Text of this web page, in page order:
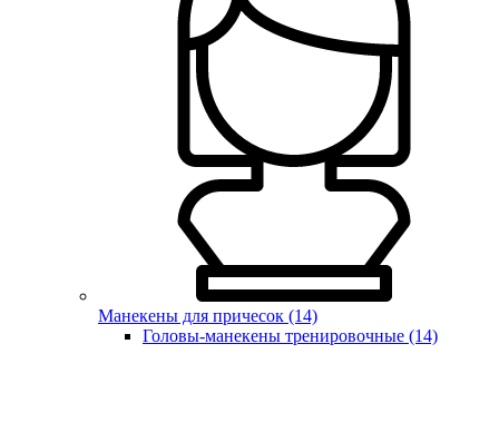
Манекены для причесок (14)
Головы-манекены тренировочные (14)